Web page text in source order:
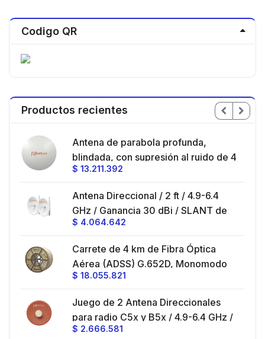
Codigo QR
Productos recientes
Antena de parabola profunda,
blindada, con supresión al ruido de 4
ft, 5.9-7.2 GHz, Ganancia 36 dBi con
hasta 80 km, Conectores N-hembra,
montaje con alineación milimétrica.
$ 13.211.392
Antena Direccional / 2 ft / 4.9-6.4
GHz / Ganancia 30 dBi / SLANT de
45 ° y 90 ° / Conector N-Hembra /
Montaje y jumpers incluidos.
$ 4.064.642
Carrete de 4 km de Fibra Óptica
Aérea (ADSS) G.652D, Monomodo
de 24 Hilos, Exterior, Span 200,
$ 18.055.821
Juego de 2 Antena Direccionales
para radio C5x y B5x / 4.9-6.4 GHz /
Ganancia 27 dBi / Montaje incluido.
$ 2.666.581